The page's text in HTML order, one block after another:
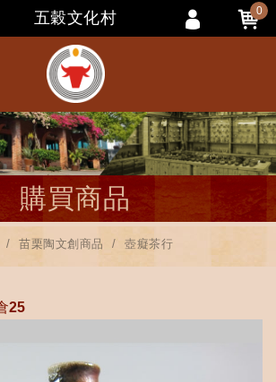
購買商品
苗栗陶文創商品 壺癡茶行
25
五穀文化村 0
會員登入
會員註冊
忘記密碼
訂單查詢
追蹤清單
匯款通知